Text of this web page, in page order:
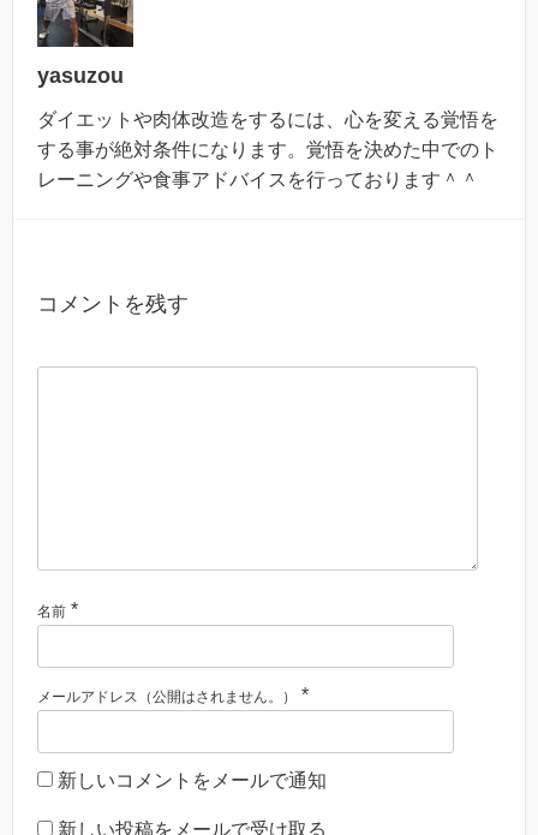
yasuzou
ダイエットや肉体改造をするには、心を変える覚悟を
する事が絶対条件になります。覚悟を決めた中でのト
レーニングや食事アドバイスを行っております＾＾
コメントを残す
名前 *
メールアドレス（公開はされません。） *
新しいコメントをメールで通知
新しい投稿をメールで受け取る